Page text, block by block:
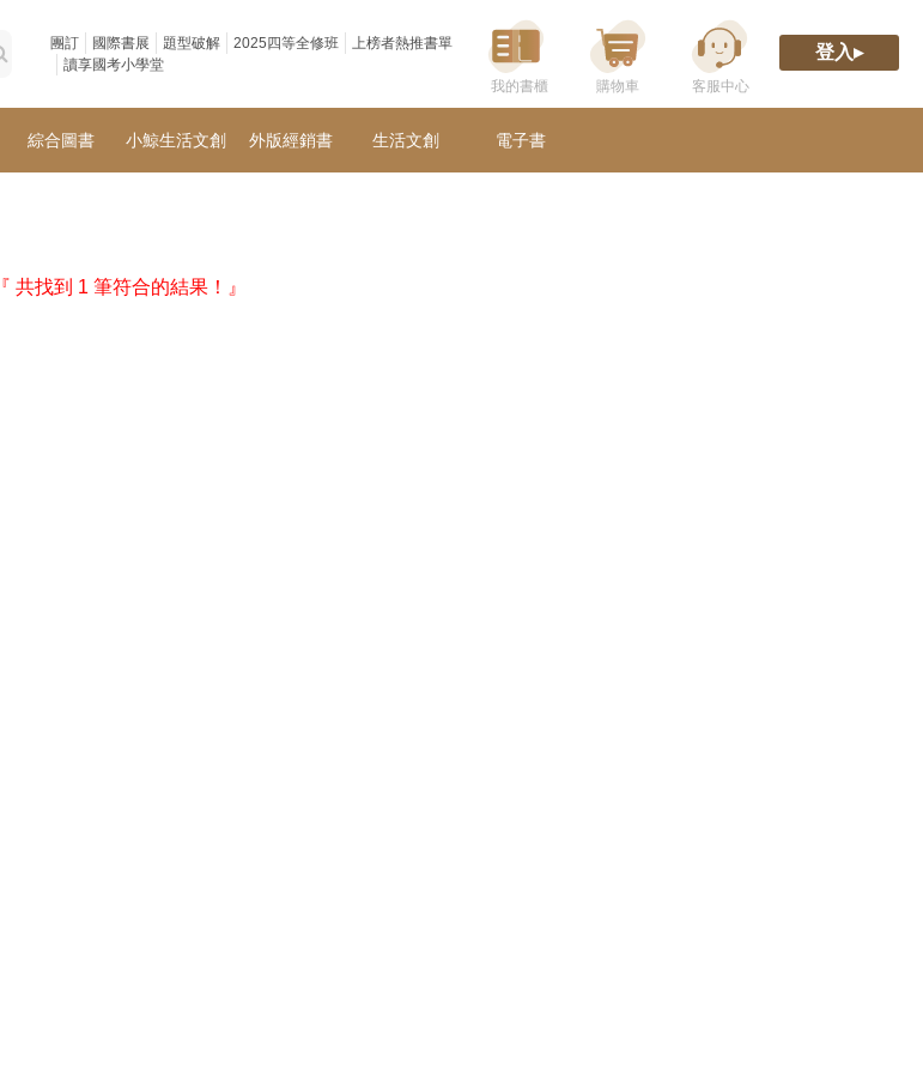
團訂 國際書展 題型破解 2025四等全修班
上榜者熱推書單
讀享國考小學堂
登入▸
綜合圖書 小鯨生活文創 外版經銷書 生活文創 電子書
『 共找到 1 筆符合的結果！』